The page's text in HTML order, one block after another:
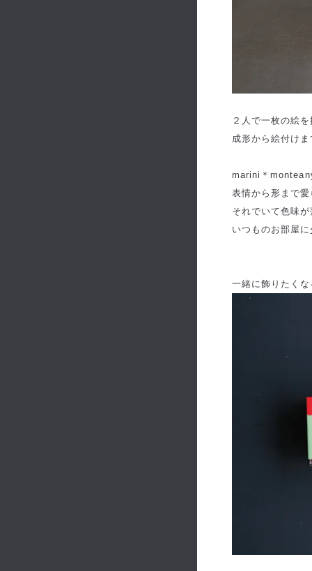
２人で一枚の絵
成形から絵付け
marini＊
表情から形まで
それでいて色味
いつものお部屋
一緒に飾りたく